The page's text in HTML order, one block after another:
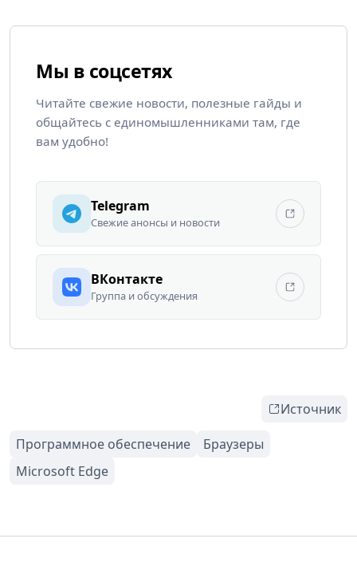
Мы в соцсетях
Читайте свежие новости, полезные гайды и
общайтесь с единомышленниками там, где
вам удобно!
Telegram
Свежие анонсы и новости
ВКонтакте
Группа и обсуждения
Источник